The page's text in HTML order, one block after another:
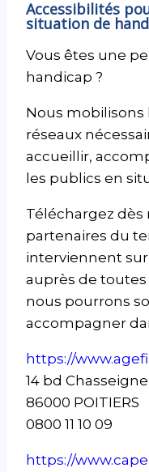
Accessibilités
situation de
Vous êtes une
handicap ?
Nous mobilisons
réseaux
accueillir,
les publics en
Téléchargez
partenaires du
interviennent
auprès de
nous pourrons
accompagner
https://
14 bd Chasseigne
86000 POITIERS
0800 11 10 09
https://